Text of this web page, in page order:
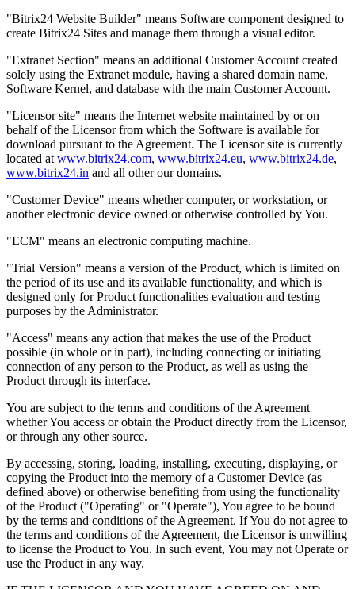
"Bitrix24 Website Builder" means Software component designed to
create Bitrix24 Sites and manage them through a visual editor.
"Extranet Section" means an additional Customer Account created
solely using the Extranet module, having a shared domain name,
Software Kernel, and database with the main Customer Account.
"Licensor site" means the Internet website maintained by or on
behalf of the Licensor from which the Software is available for
download pursuant to the Agreement. The Licensor site is currently
located atwww.bitrix24.com, www.bitrix24.eu, www.bitrix24.de,
www.bitrix24.in and all other our domains.
"Customer Device" means whether computer, or workstation, or
another electronic device owned or otherwise controlled by You.
"ECM" means an electronic computing machine.
"Trial Version" means a version of the Product, which is limited on
the period of its use and its available functionality, and which is
designed only for Product functionalities evaluation and testing
purposes by the Administrator.
"Access" means any action that makes the use of the Product
possible (in whole or in part), including connecting or initiating
connection of any person to the Product, as well as using the
Product through its interface.
You are subject to the terms and conditions of the Agreement
whether You access or obtain the Product directly from the Licensor,
or through any other source.
By accessing, storing, loading, installing, executing, displaying, or
copying the Product into the memory of a Customer Device (as
defined above) or otherwise benefiting from using the functionality
of the Product ("Operating" or "Operate"), You agree to be bound
by the terms and conditions of the Agreement. If You do not agree to
the terms and conditions of the Agreement, the Licensor is unwilling
to license the Product to You. In such event, You may not Operate or
use the Product in any way.